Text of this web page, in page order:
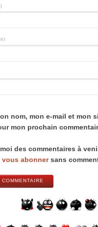
nom, mon e-mail et mon
mon prochain
des commentaires à
vous abonnersans